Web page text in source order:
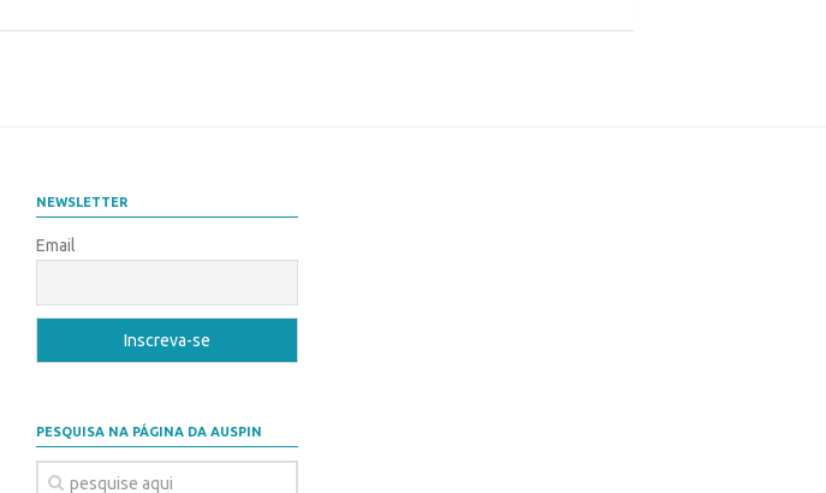
NEWSLETTER
Email
PESQUISA NA PÁGINA DA AUSPIN